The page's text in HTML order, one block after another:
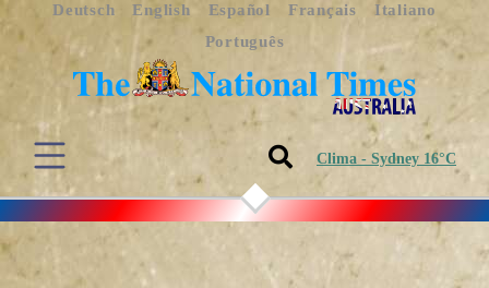
Deutsch English Español Français
Italiano
Português
Clima - Sydney 16°C